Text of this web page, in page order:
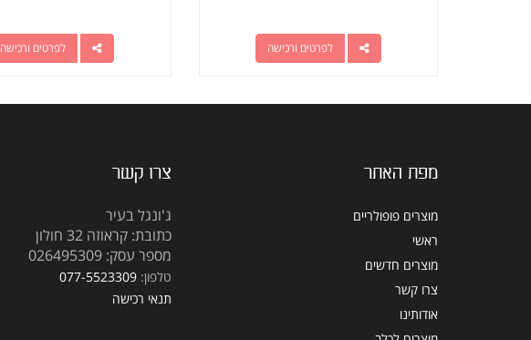
לפרטים ורכישה לפרטים ורכישה
מפת האתר
מוצרים פופולריים
ראשי
מוצרים חדשים
צרו קשר
אודותינו
צרו קשר
ג'ונגל בעיר
כתובת: קראוזה 32 חולון
מספר עסק: 026495309
טלפון: 077-5523309
תנאי רכישה